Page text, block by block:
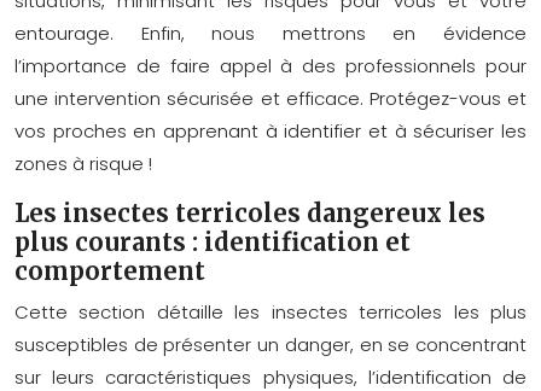
entourage. Enfin, nous mettrons en évidence
l’importance de faire appel à des professionnels pour
une intervention sécurisée et efficace. Protégez-vous et
vos proches en apprenant à identifier et à sécuriser les
zones à risque !
Les insectes terricoles dangereux les
plus courants : identification et
comportement
Cette section détaille les insectes terricoles les plus
susceptibles de présenter un danger, en se concentrant
sur leurs caractéristiques physiques, l’identification de